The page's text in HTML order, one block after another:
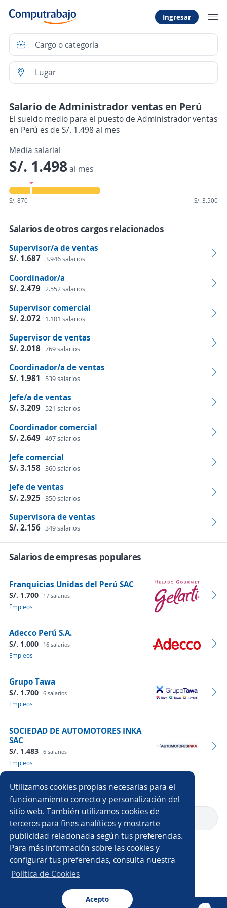
Ingresar
Salario de Administrador ventas en Perú
El sueldo medio para el puesto de Administrador ventas
en Perú es de S/. 1.498 al mes
Media salarial
S/. 1.498al mes
S/. 870 S/. 3.500
Salarios de otros cargos relacionados
Supervisor/a de ventas
S/. 1.687 3.946 salarios
Coordinador/a
S/. 2.479 2.552 salarios
Supervisor comercial
S/. 2.072 1.101 salarios
Supervisor de ventas
S/. 2.018 769 salarios
Coordinador/a de ventas
S/. 1.981
539 salarios
Jefe/a de ventas
S/. 3.209 521 salarios
Coordinador comercial
S/. 2.649 497 salarios
Jefe comercial
S/. 3.158 360 salarios
Jefe de ventas
S/. 2.925 350 salarios
Supervisora de ventas
S/. 2.156 349 salarios
Salarios de empresas populares
Franquicias Unidas del Perú SAC
S/. 1.700 17 salarios
Empleos
Adecco Perú S.A.
S/. 1.000 16 salarios
Empleos
Grupo Tawa
S/. 1.700 6 salarios
Empleos
SOCIEDAD DE AUTOMOTORES INKA
SAC
S/. 1.483 6 salarios
Empleos
Ver más empresas
Volver a inicio
Copyright 2014 - 2026 DGNET LTD.
Aviso legal / Privacidad
Utilizamos cookies propias necesarias para el
funcionamiento correcto y personalización del
sitio web. También utilizamos cookies de
terceros para fines analíticos y mostrarte
publicidad relacionada según tus preferencias.
Para más información sobre las cookies y
configurar tus preferencias, consulta nuestra
Política de Cookies
Acepto